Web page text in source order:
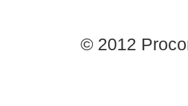
© 2012